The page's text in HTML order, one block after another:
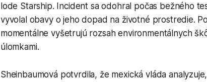
lode Starship. Incident sa odohral počas bežného
vyvolal obavy o jeho dopad na životné prostredie.
momentálne vyšetrujú rozsah environmentálnych
úlomkami.
Sheinbaumová potvrdila, že mexická vláda